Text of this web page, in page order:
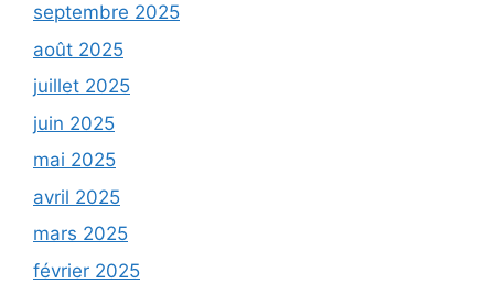
septembre 2025
août 2025
juillet 2025
juin 2025
mai 2025
avril 2025
mars 2025
février 2025